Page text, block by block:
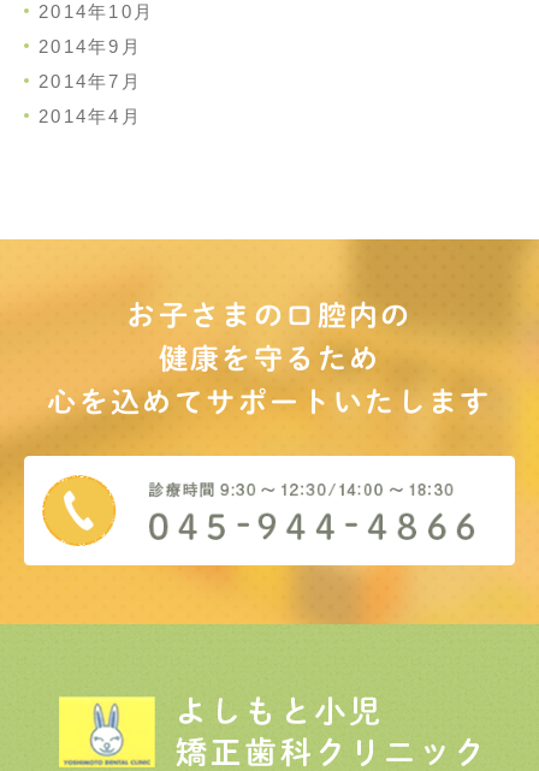
2014年10月
2014年9月
2014年7月
2014年4月
お子さまの口腔内の
健康を守るため
心を込めてサポート いたします